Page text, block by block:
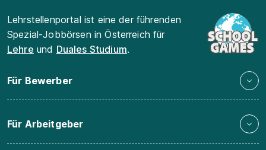
Lehrstellenportal ist eine der führenden
Spezial-Jobbörsen in Österreich für
Lehre und Duales Studium.
Für Bewerber
Für Arbeitgeber